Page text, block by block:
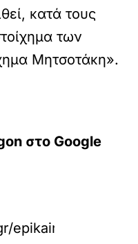
κατά τους
των
Μητσοτάκη».
στο Google
epikairotita/